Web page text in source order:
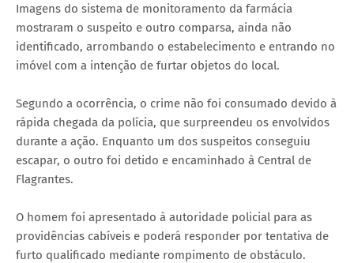
Imagens do sistema de monitoramento da farmácia
mostraram o suspeito e outro comparsa, ainda não
identificado, arrombando o estabelecimento e entrando no
imóvel com a intenção de furtar objetos do local.
Segundo a ocorrência, o crime não foi consumado devido à
rápida chegada da polícia, que surpreendeu os envolvidos
durante a ação. Enquanto um dos suspeitos conseguiu
escapar, o outro foi detido e encaminhado à Central de
Flagrantes.
O homem foi apresentado à autoridade policial para as
providências cabíveis e poderá responder por tentativa de
furto qualificado mediante rompimento de obstáculo.